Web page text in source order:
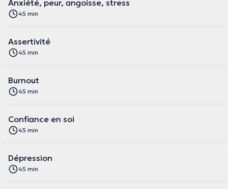
Anxiété, peur, angoisse, stress
45 min
Assertivité
45 min
Burnout
45 min
Confiance en soi
45 min
Dépression
45 min